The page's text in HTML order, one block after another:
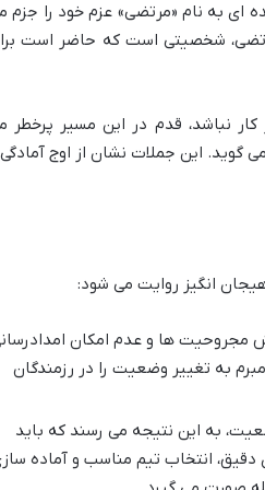
ای به نام «مرتضی» عزم خود را جزم
شخصیتی است که حاضر است
نباشد، قدم در این مسیر پرخطر
این جملات نشان از اوج
انگیز روایت می شود:
مجروحیت ها و عدم امکان
به تغییر وضعیت را در رزمندگان
به این نتیجه می رسند که باید
دقیق، انتخاب تیم مناسب و آماده